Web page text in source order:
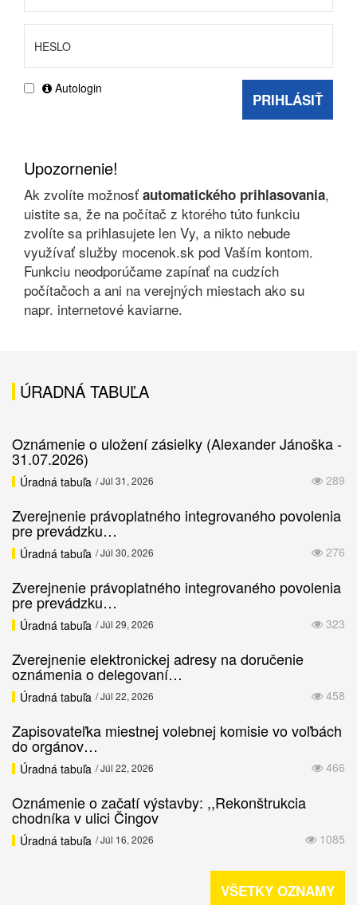
Autologin
PRIHLÁSIŤ
Upozornenie!
Ak zvolíte možnosťautomatického prihlasovania,
uistite sa, že na počítač z ktorého túto funkciu
zvolíte sa prihlasujete len Vy, a nikto nebude
využívať služby mocenok.sk pod Vaším kontom.
Funkciu neodporúčame zapínať na cudzích
počítačoch a ani na verejných miestach ako su
napr. internetové kaviarne.
ÚRADNÁ TABUĽA
Oznámenie o uložení zásielky (Alexander Jánoška -
31.07.2026)
289
Úradná tabuľa / Júl 31, 2026
Zverejnenie právoplatného integrovaného povolenia
pre prevádzku…
276
Úradná tabuľa / Júl 30, 2026
Zverejnenie právoplatného integrovaného povolenia
pre prevádzku…
323
Úradná tabuľa / Júl 29, 2026
Zverejnenie elektronickej adresy na doručenie
oznámenia o delegovaní…
458
Úradná tabuľa / Júl 22, 2026
Zapisovateľka miestnej volebnej komisie vo voľbách
do orgánov…
466
Úradná tabuľa / Júl 22, 2026
Oznámenie o začatí výstavby: ,,Rekonštrukcia
chodníka v ulici Čingov
1085
Úradná tabuľa / Júl 16, 2026
VŠETKY OZNAMY